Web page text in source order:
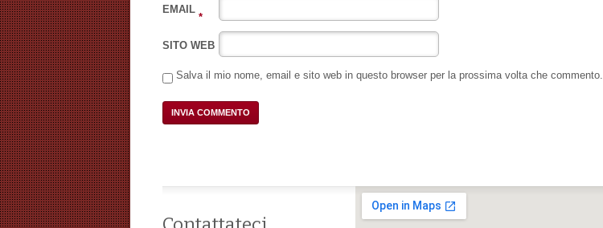
EMAIL
*
SITO WEB
Salva il mio nome, email e sito web in questo browser per la prossima volta che commento.